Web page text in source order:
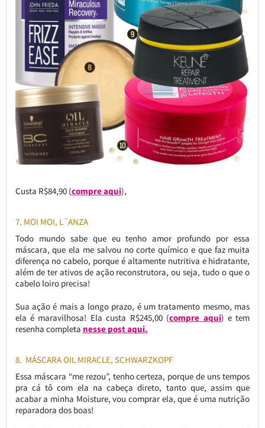
Custa R$84,90 (compre aqui),
7. MOI MOI, L´ANZA
Todo mundo sabe que eu tenho amor profundo por essa
máscara, que ela me salvou no corte químico e que faz muita
diferença no cabelo, porque é altamente nutritiva e hidratante,
além de ter ativos de ação reconstrutora, ou seja, tudo o que o
cabelo loiro precisa!
Sua ação é mais a longo prazo, é um tratamento mesmo, mas
ela é maravilhosa! Ela custa R$245,00 (compre aqui) e tem
resenha completa nesse post aqui.
8. MÁSCARA OIL MIRACLE, SCHWARZKOPF
Essa máscara “me rezou”, tenho certeza, porque de uns tempos
pra cá tô com ela na cabeça direto, tanto que, assim que
acabar a minha Moisture, vou comprar ela, que é uma nutrição
reparadora dos boas!